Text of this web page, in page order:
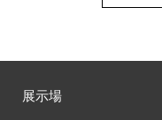
展示場